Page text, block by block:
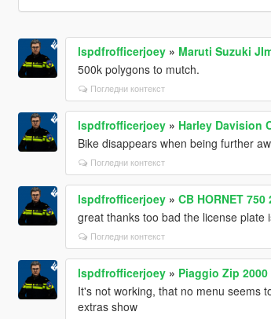
lspdfrofficerjoey» Maruti Suzuki
500k polygons to mutch.
Погледни контекст
lspdfrofficerjoey» Harley Davision
Bike disappears when being further
Погледни контекст
lspdfrofficerjoey» CB HORNET
great thanks too bad the license plate
Погледни контекст
lspdfrofficerjoey» Piaggio Zip
It's not working, that no menu seems
extras show